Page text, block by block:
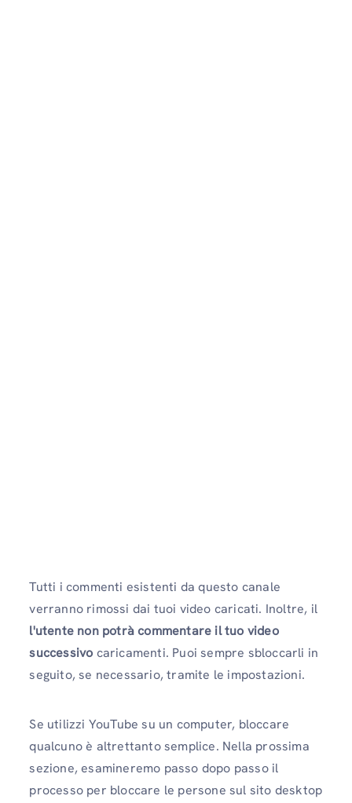
Tutti i commenti esistenti da questo canale
verranno rimossi dai tuoi video caricati. Inoltre, il
l'utente non potrà commentare il tuo video
successivo caricamenti. Puoi sempre sbloccarli in
seguito, se necessario, tramite le impostazioni.
Se utilizzi YouTube su un computer, bloccare
qualcuno è altrettanto semplice. Nella prossima
sezione, esamineremo passo dopo passo il
processo per bloccare le persone sul sito desktop